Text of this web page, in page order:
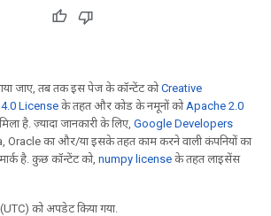
जाए, तब तक इस पेज के कॉन्टेंट कोCreative
License के तहत और कोड के नमूनों कोApache 2.0
है. ज़्यादा जानकारी के लिए, Google Developers
का और/या इसके तहत काम करने वाली कंपनियों का
है. कुछ कॉन्टेंट को, numpy license के तहत लाइसेंस
को अपडेट किया गया.